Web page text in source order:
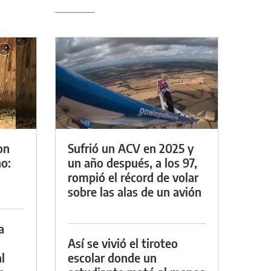
Sufrió un ACV en 2025 y
un año después, a los 97,
rompió el récord de volar
sobre las alas de un avión
Así se vivió el tiroteo
escolar donde un